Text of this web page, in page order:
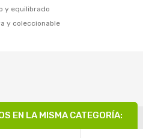
y equilibrado
y coleccionable
EN LA MISMA CATEGORÍA: